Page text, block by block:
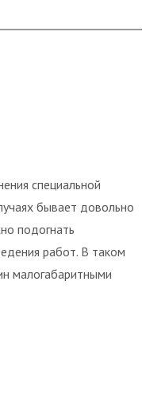
специальной
бывает довольно
подогнать
работ. В таком
малогабаритными